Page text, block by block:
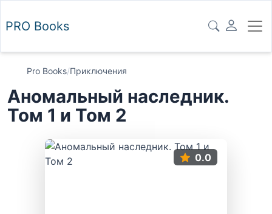
PRO Books
Pro Books/Приключения
Аномальный наследник.
Том 1 и Том 2
0.0